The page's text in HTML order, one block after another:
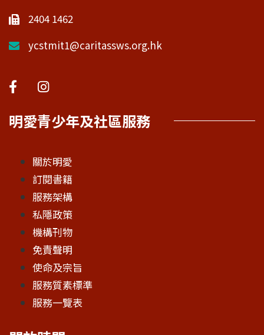
2404 1462
ycstmit1@caritassws.org.hk
明愛青少年及社區服務
關於明愛
訂閱書籍
服務架構
私隱政策
機構刊物
免責聲明
使命及宗旨
服務質素標準
服務一覽表